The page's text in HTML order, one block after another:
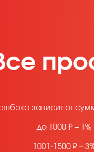
зависит от
до 1000 ₽ – 1%
1001-1500 ₽ –